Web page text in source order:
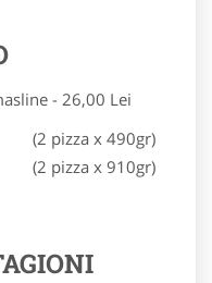
- 26,00 Lei
pizza x 490gr)
pizza x 910gr)